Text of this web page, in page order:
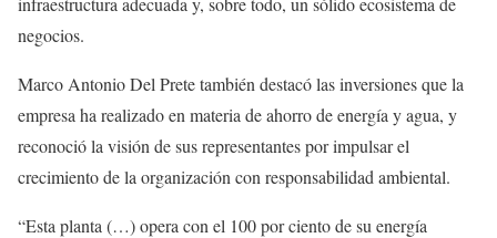
negocios.
Marco Antonio Del Prete también destacó las inversiones que la
empresa ha realizado en materia de ahorro de energía y agua, y
reconoció la visión de sus representantes por impulsar el
crecimiento de la organización con responsabilidad ambiental.
“Esta planta (…) opera con el 100 por ciento de su energía